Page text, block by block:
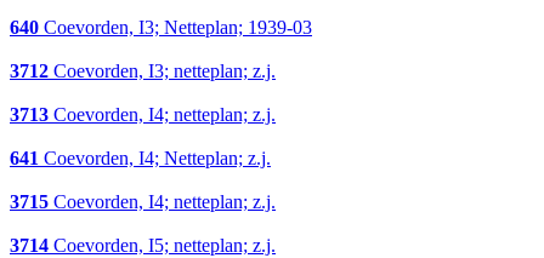
640 Coevorden, I3; Netteplan; 1939-03
3712 Coevorden, I3; netteplan; z.j.
3713 Coevorden, I4; netteplan; z.j.
641 Coevorden, I4; Netteplan; z.j.
3715 Coevorden, I4; netteplan; z.j.
3714 Coevorden, I5; netteplan; z.j.